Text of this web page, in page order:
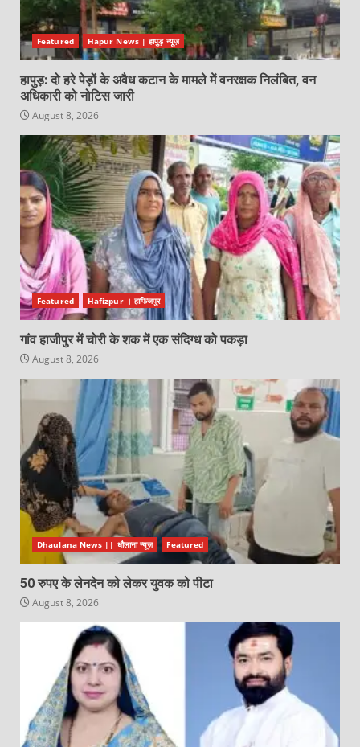
Featured Hapur News | हापुड़ न्यूज़
हापुड़: दो हरे पेड़ों के अवैध कटान के मामले में वनरक्षक निलंबित, वन
अधिकारी को नोटिस जारी
August 8, 2026
Featured Hafizpur । हाफिजपुर
गांव हाजीपुर में चोरी के शक में एक संदिग्ध को पकड़ा
August 8, 2026
Dhaulana News || धौलाना न्यूज़ Featured
50 रुपए के लेनदेन को लेकर युवक को पीटा
August 8, 2026